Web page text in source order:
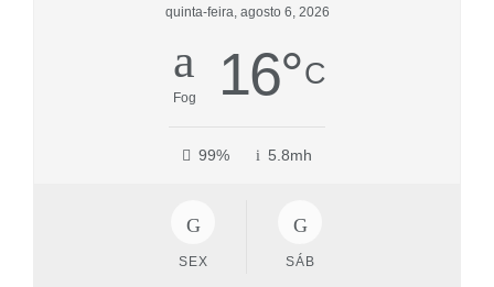
quinta-feira, agosto 6, 2026
Fog 16°C
99% 5.8mh
SEX SÁB